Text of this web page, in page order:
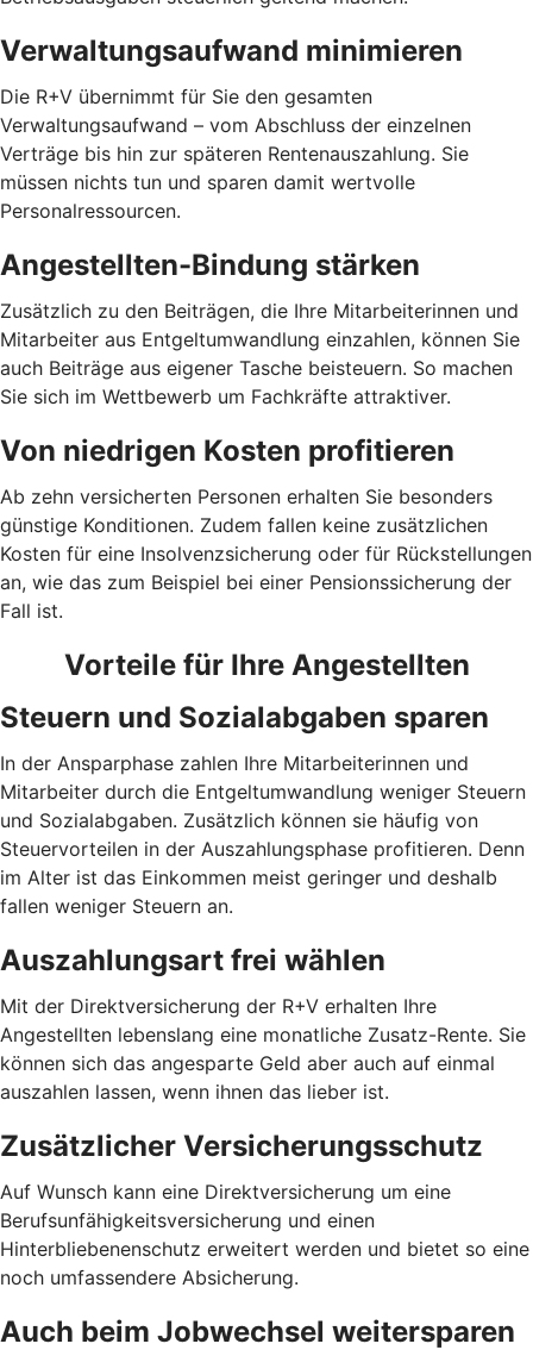
Verwaltungsaufwand minimieren
Die R+V übernimmt für Sie den gesamten
Verwaltungsaufwand – vom Abschluss der einzelnen
Verträge bis hin zur späteren Rentenauszahlung. Sie
müssen nichts tun und sparen damit wertvolle
Personalressourcen.
Angestellten-Bindung stärken
Zusätzlich zu den Beiträgen, die Ihre Mitarbeiterinnen und
Mitarbeiter aus Entgeltumwandlung einzahlen, können Sie
auch Beiträge aus eigener Tasche beisteuern. So machen
Sie sich im Wettbewerb um Fachkräfte attraktiver.
Von niedrigen Kosten profitieren
Ab zehn versicherten Personen erhalten Sie besonders
günstige Konditionen. Zudem fallen keine zusätzlichen
Kosten für eine Insolvenzsicherung oder für Rückstellungen
an, wie das zum Beispiel bei einer Pensionssicherung der
Fall ist.
Vorteile für Ihre Angestellten
Steuern und Sozialabgaben sparen
In der Ansparphase zahlen Ihre Mitarbeiterinnen und
Mitarbeiter durch die Entgeltumwandlung weniger Steuern
und Sozialabgaben. Zusätzlich können sie häufig von
Steuervorteilen in der Auszahlungsphase profitieren. Denn
im Alter ist das Einkommen meist geringer und deshalb
fallen weniger Steuern an.
Auszahlungsart frei wählen
Mit der Direktversicherung der R+V erhalten Ihre
Angestellten lebenslang eine monatliche Zusatz-Rente. Sie
können sich das angesparte Geld aber auch auf einmal
auszahlen lassen, wenn ihnen das lieber ist.
Zusätzlicher Versicherungsschutz
Auf Wunsch kann eine Direktversicherung um eine
Berufsunfähigkeitsversicherung und einen
Hinterbliebenenschutz erweitert werden und bietet so eine
noch umfassendere Absicherung.
Auch beim Jobwechsel weitersparen